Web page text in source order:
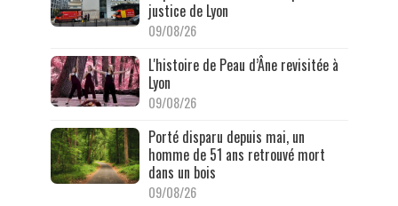
justice de Lyon
09/08/26
L'histoire de Peau d’Âne revisitée à
Lyon
09/08/26
Porté disparu depuis mai, un
homme de 51 ans retrouvé mort
dans un bois
09/08/26